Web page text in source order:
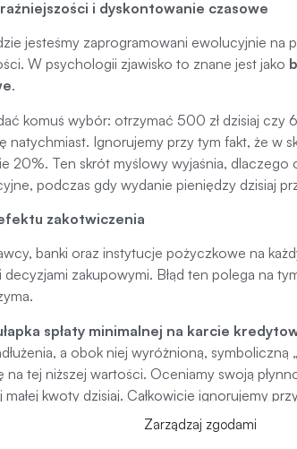
Zarządzaj zgodami
i dyskontowanie czasowe
jesteśmy zaprogramowani ewolucyjnie na
W psychologii zjawisko to znane jest jako
.
komuś wybór: otrzymać 500 zł dzisiaj czy
natychmiast. Ignorujemy przy tym fakt, że w
20%. Ten skrót myślowy wyjaśnia, dlaczego
podczas gdy wydanie pieniędzy dzisiaj
zakotwiczenia
banki oraz instytucje pożyczkowe na
decyzjami zakupowymi. Błąd ten polega na
spłaty minimalnej na karcie
a obok niej wyróżnioną,
na tej niższej wartości. Oceniamy swoją
małej kwoty dzisiaj. Całkowicie ignorujemy
promocje i wyprzedaże:
1000 zł staje się naszą kotwicą. Kupujący